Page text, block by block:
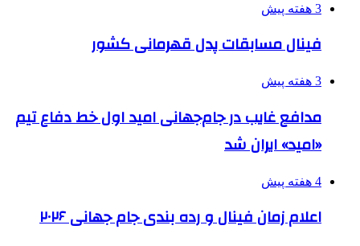
3 هفته پیش
فینال مسابقات پدل قهرمانی کشور
3 هفته پیش
مدافع غایب در جام‌جهانی امید اول خط دفاع تیم
«امید» ایران شد
4 هفته پیش
اعلام زمان فینال و رده بندی جام جهانی ۲۰۲۶